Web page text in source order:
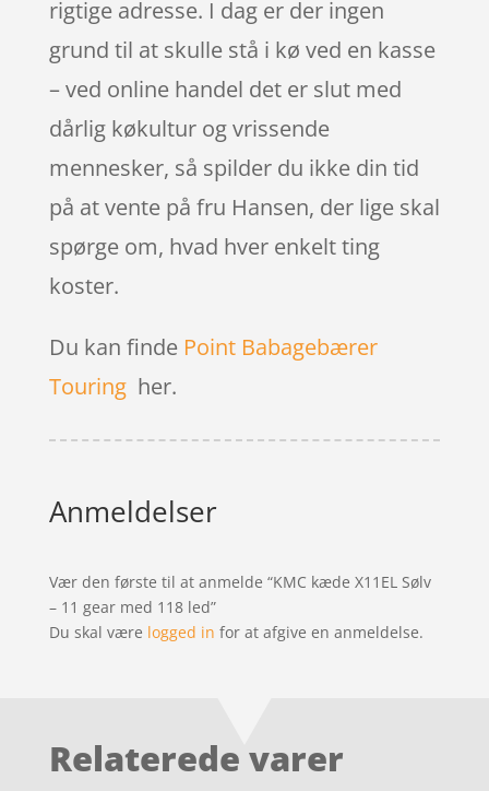
rigtige adresse. I dag er der ingen
grund til at skulle stå i kø ved en kasse
– ved online handel det er slut med
dårlig køkultur og vrissende
mennesker, så spilder du ikke din tid
på at vente på fru Hansen, der lige skal
spørge om, hvad hver enkelt ting
koster.
Du kan finde Point Babagebærer
Touringher.
Anmeldelser
Vær den første til at anmelde “KMC kæde X11EL Sølv
– 11 gear med 118 led”
Du skal være logged in for at afgive en anmeldelse.
Relaterede varer